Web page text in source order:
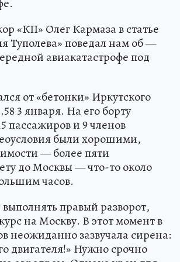
«КП» Олег Кармаза в статье
Туполева» поведал нам об —
авиакатастрофе под
от «бетонки» Иркутского
3 января. На его борту
пассажиров и 9 членов
были хорошими,
— более пяти
до Москвы — что-то около
часов.
правый разворот,
на Москву. В этот момент в
неожиданно зазвучала сирена:
двигателя!» Нужно срочно